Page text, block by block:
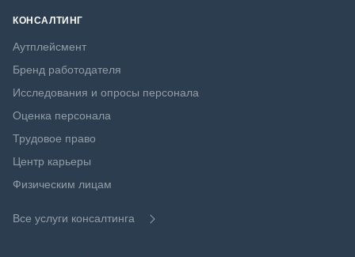
КОНСАЛТИНГ
Аутплейсмент
Бренд работодателя
Исследования и опросы персонала
Оценка персонала
Трудовое право
Центр карьеры
Физическим лицам
Все услуги консалтинга